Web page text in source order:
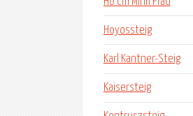
Hoyossteig
Karl Kantner-Steig
Kaisersteig